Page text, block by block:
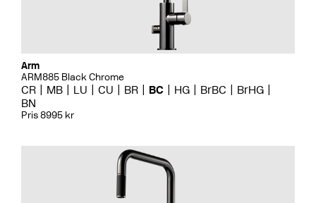
Arm
ARM885 Black Chrome
CR MB LU CU BR BC HG BrBC
BrHG
BN
Pris 8995 kr